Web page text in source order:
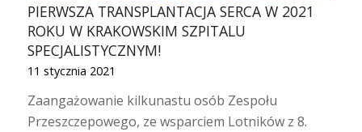
PIERWSZA TRANSPLANTACJA SERCA W 2021
ROKU W KRAKOWSKIM SZPITALU
SPECJALISTYCZNYM!
11 stycznia 2021
Zaangażowanie kilkunastu osób Zespołu
Przeszczepowego, ze wsparciem Lotników z 8.